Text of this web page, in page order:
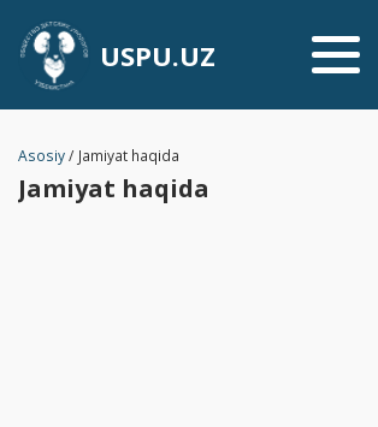
USPU.UZ
Asosiy/ Jamiyat haqida
Jamiyat haqida